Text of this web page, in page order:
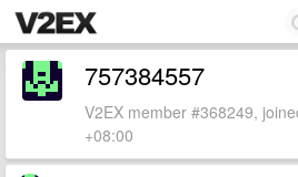
757384557
V2EX member #368249,
+08:00